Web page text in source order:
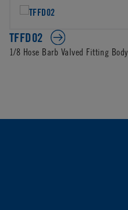
TFFD02
1/8 Hose Barb Valved Fitting Body